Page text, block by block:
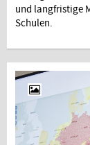
und langfristige
Schulen.